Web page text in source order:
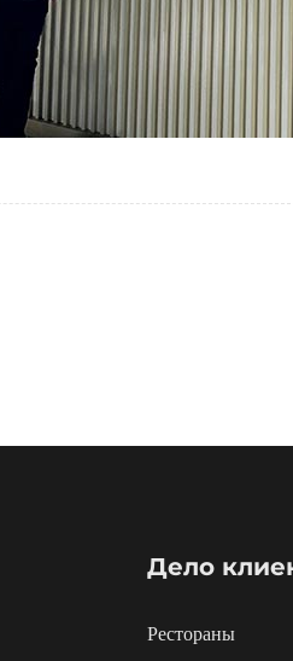
Дело
Рестораны